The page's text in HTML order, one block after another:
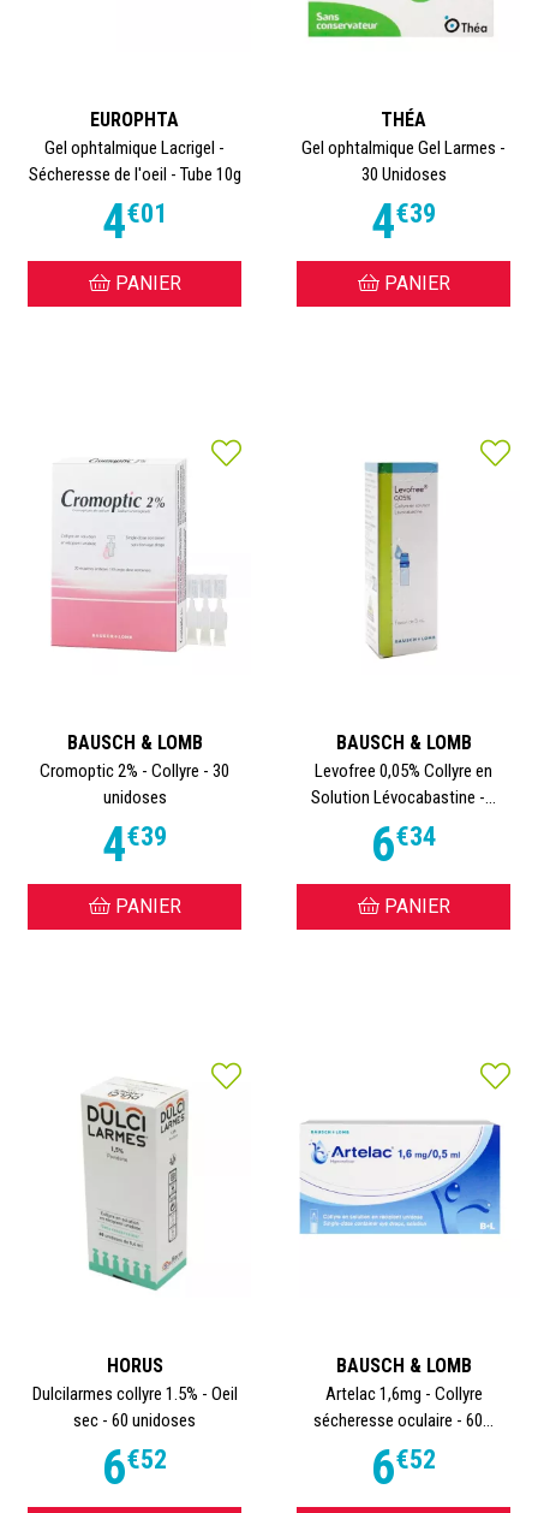
EUROPHTA
Gel ophtalmique Lacrigel -
Sécheresse de l'oeil - Tube 10g
4€01
PANIER
THÉA
Gel ophtalmique Gel Larmes -
30 Unidoses
4€39
PANIER
BAUSCH & LOMB
Cromoptic 2% - Collyre - 30
unidoses
4€39
PANIER
BAUSCH & LOMB
Levofree 0,05% Collyre en
Solution Lévocabastine -...
6€34
PANIER
HORUS
Dulcilarmes collyre 1.5% - Oeil
sec - 60 unidoses
6€52
BAUSCH & LOMB
Artelac 1,6mg - Collyre
sécheresse oculaire - 60...
6€52